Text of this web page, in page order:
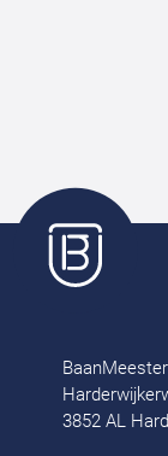
3852 AL